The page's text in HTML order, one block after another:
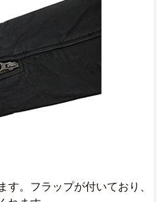
す。フラップが付いており、